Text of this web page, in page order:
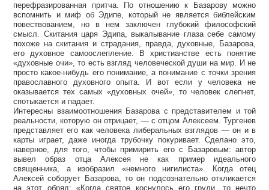
перефразированная притча. По отношению к Базарову можно
вспомнить и миф об Эдипе, который не является библейским
повествованием, но в нем заключен глубокий философский
смысл. Скитания царя Эдипа, выкалывание глаза себе самому
похоже на скитания и страдания, правда, духовные, Базарова,
его духовное самоослепление. В христианстве есть понятие
«духовные очи», то есть взгляд человеческой души на мир. И не
просто какое-нибудь его понимание, а понимание с точки зрения
православного духовного опыта. И вот если у человека не
оказывается тех самых «духовных очей», то человек слепнет,
спотыкается и падает.
Интересны взаимоотношения Базарова с представителем и той
реальности, которую он отрицает, — с отцом Алексеем. Тургенев
представляет его как человека либеральных взглядов — он и в
карты играет, даже иногда трубочку покуривает. Сделано это,
наверное, для того, чтобы примирить его с Базаровым: автор
вывел образ отца Алексея не как пример идеального
священника, а изобразил «немного нигилиста». Когда отец
Алексей соборует Базарова, то он подсознательно откликается
на этот обряд: «Когда святое коснулось его груди, то нечто